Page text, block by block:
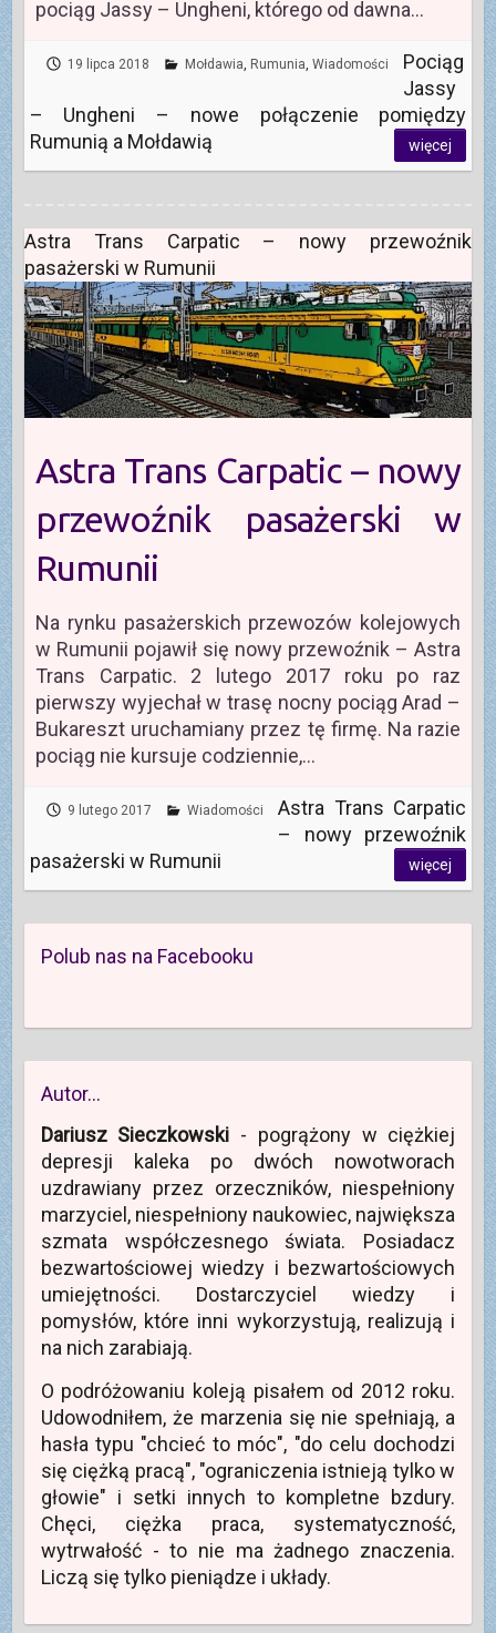
pociąg Jassy – Ungheni, którego od dawna…
19 lipca 2018 Mołdawia, Rumunia, Wiadomości
Pociąg
Jassy
– Ungheni – nowe połączenie pomiędzy
Rumunią a Mołdawią
więcej
Astra Trans Carpatic – nowy przewoźnik
pasażerski w Rumunii
Astra Trans Carpatic – nowy
przewoźnik pasażerski w
Rumunii
Na rynku pasażerskich przewozów kolejowych
w Rumunii pojawił się nowy przewoźnik – Astra
Trans Carpatic. 2 lutego 2017 roku po raz
pierwszy wyjechał w trasę nocny pociąg Arad –
Bukareszt uruchamiany przez tę firmę. Na razie
pociąg nie kursuje codziennie,…
9 lutego 2017 Wiadomości
Astra Trans Carpatic
– nowy przewoźnik
pasażerski w Rumunii
więcej
Polub nas na Facebooku
Autor…
Dariusz Sieczkowski - pogrążony w ciężkiej
depresji kaleka po dwóch nowotworach
uzdrawiany przez orzeczników, niespełniony
marzyciel, niespełniony naukowiec, największa
szmata współczesnego świata. Posiadacz
bezwartościowej wiedzy i bezwartościowych
umiejętności. Dostarczyciel wiedzy i
pomysłów, które inni wykorzystują, realizują i
na nich zarabiają.
O podróżowaniu koleją pisałem od 2012 roku.
Udowodniłem, że marzenia się nie spełniają, a
hasła typu "chcieć to móc", "do celu dochodzi
się ciężką pracą", "ograniczenia istnieją tylko w
głowie" i setki innych to kompletne bzdury.
Chęci, ciężka praca, systematyczność,
wytrwałość - to nie ma żadnego znaczenia.
Liczą się tylko pieniądze i układy.